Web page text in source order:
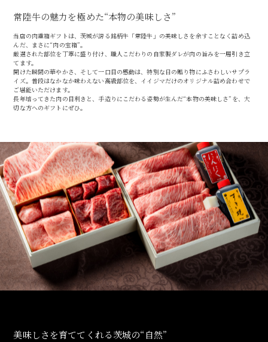
ご注文ガイド
配送・送料
熨斗・カード
イイジマとは
常陸牛とは？
マイページ
食べ方からから探す
すき焼き
しゃぶしゃぶ
BBQ
常陸牛の魅力を極めた“本物の美味しさ”
当店の肉重箱ギフトは、茨城が誇る銘柄牛「常陸牛」の美味しさを余すことなく詰め込
んだ、まさに“肉の宝箱”。
厳選された部位を丁寧に盛り付け、職人こだわりの自家製ダレが肉の旨みを一層引き立
てます。
開けた瞬間の華やかさ、そして一口目の感動は、特別な日の贈り物にふさわしいサプラ
イズ。普段はなかなか味わえない高級部位を、イイジマだけのオリジナル詰め合わせで
ご堪能いただけます。
長年培ってきた肉の目利きと、手造りにこだわる姿勢が生んだ“本物の美味しさ”を、大
切な方へのギフトにぜひ。
美味しさを育ててくれる茨城の“自然”